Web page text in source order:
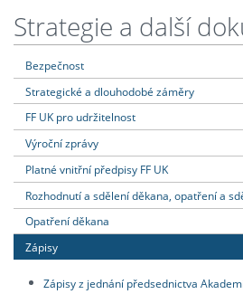
Strategie a další
Bezpečnost
Strategické a dlouhodobé záměry
FF UK pro udržitelnost
Výroční zprávy
Platné vnitřní předpisy FF UK
Rozhodnutí a sdělení děkana, opatření a
Opatření děkana
Zápisy
Zápisy z jednání předsednictva